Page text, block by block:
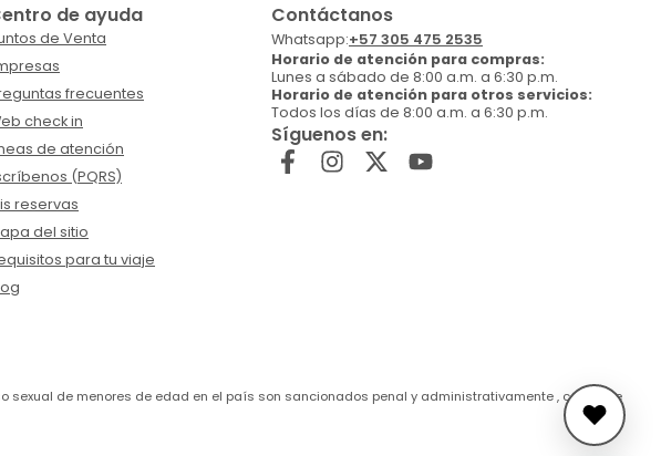
de ayuda
de Venta
frecuentes
check in
de atención
(PQRS)
reservas
del sitio
para tu viaje
Contáctanos
Whatsapp:+57 305 475 2535
Horario de atención para compras:
Lunes a sábado de 8:00 a.m. a 6:30 p.m.
Horario de atención para otros servicios:
Todos los días de 8:00 a.m. a 6:30 p.m.
Síguenos en:
sexual de menores de edad en el país son sancionados penal y administrativamente , conforme